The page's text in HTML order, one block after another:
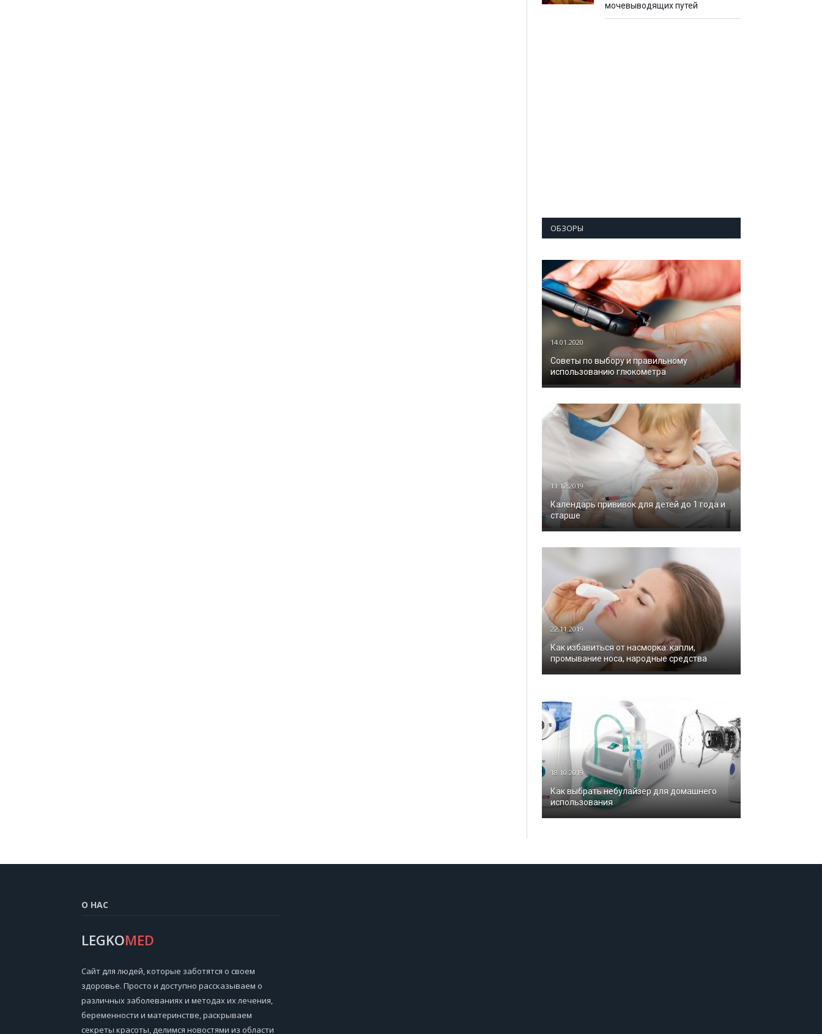
мочевыводящих путей
ОБЗОРЫ
14.01.2020
Советы по выбору и правильному
использованию глюкометра
11.12.2019
Календарь прививок для детей до 1 года и
старше
22.11.2019
Как избавиться от насморка: капли,
промывание носа, народные средства
18.10.2019
Как выбрать небулайзер для домашнего
использования
О НАС
LEGKOMED
Cайт для людей, которые заботятся о своем
здоровье. Просто и доступно рассказываем о
различных заболеваниях и методах их лечения,
беременности и материнстве, раскрываем
секреты красоты, делимся новостями из области